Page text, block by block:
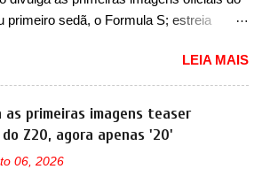
sim. Ao longo da sua história, ela...
visual mais moderna da marca,
ainda sem motivos para que essa
deve ter agradado em nada os primeiros
Pelas imagens teaser, se
que o sedã contará com um novo
choque na dianteira. Ele passa a trazer
vinco horizontal mais destacado que
primeiro sedã, o Formula S; estreia
uma marca com utilitários esportivos, a
Cheng Bao nasceu como uma empresa
a desenvolver utilitários esportivos
uma pegada mais off-road. E isso
muito bem com o lançamento dos
Bao 5 e Bao 8, além do Tai 3 e Tai 7.
LEIA MAIS
as primeiras imagens teaser
Z20, agora apenas '20'
06, 2026